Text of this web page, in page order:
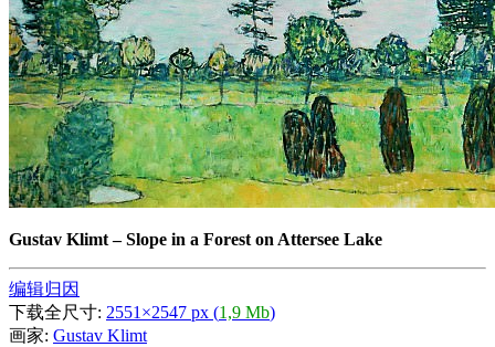
Gustav Klimt–Slope in a Forest on Attersee Lake
编辑归因
下载全尺寸: 2551×2547 px (1,9 Mb)
画家: Gustav Klimt